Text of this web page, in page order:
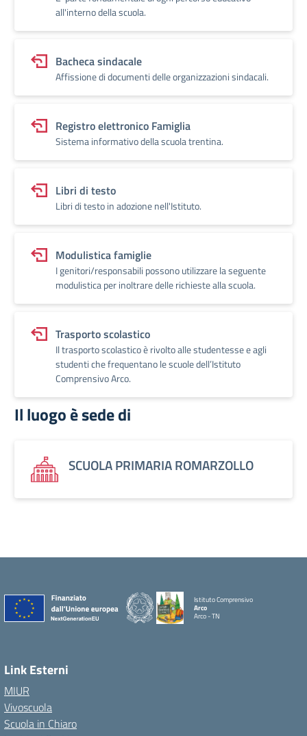
all'interno della scuola.
Bacheca sindacale
Affissione di documenti delle organizzazioni sindacali.
Registro elettronico Famiglia
Sistema informativo della scuola trentina.
Libri di testo
Libri di testo in adozione nell'Istituto.
Modulistica famiglie
I genitori/responsabili possono utilizzare la seguente
modulistica per inoltrare delle richieste alla scuola.
Trasporto scolastico
Il trasporto scolastico è rivolto alle studentesse e agli
studenti che frequentano le scuole dell’Istituto
Comprensivo Arco.
Il luogo è sede di
SCUOLA PRIMARIA ROMARZOLLO
Istituto Comprensivo
Arco
Arco - TN
Link Esterni
MIUR
Vivoscuola
Scuola in Chiaro